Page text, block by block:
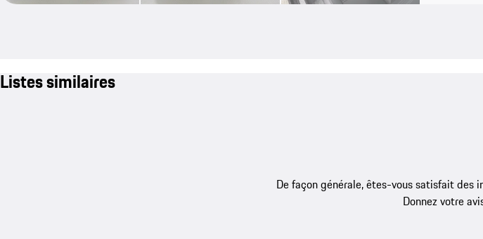
Listes similaires
De façon générale, êtes-vous satisfait des
Donnez votre